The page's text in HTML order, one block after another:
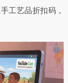
工艺品折扣码，